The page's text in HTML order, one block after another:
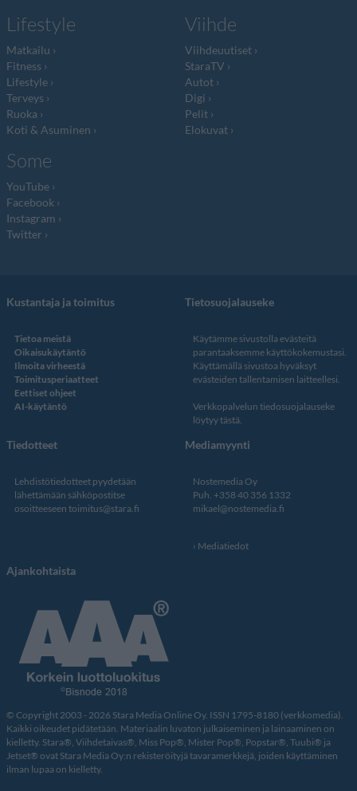
Lifestyle
Matkailu
Fitness
Lifestyle
Terveys
Ruoka
Koti & Asuminen
Viihde
Viihdeuutiset
StaraTV
Autot
Digi
Pelit
Elokuvat
Some
YouTube
Facebook
Instagram
Twitter
Kustantaja ja toimitus
Tietoa meistä
Oikaisukäytäntö
Ilmoita virheestä
Toimitusperiaatteet
Eettiset ohjeet
AI-käytäntö
Tietosuojalauseke
Käytämme sivustolla evästeitä
parantaaksemme käyttökokemustasi.
Käyttämällä sivustoa hyväksyt
evästeiden tallentamisen laitteellesi.
Verkkopalvelun tiedosuojalauseke
löytyy tästä
Tiedotteet
Lehdistötiedotteet pyydetään
lähettämään sähköpostitse
osoitteeseen toimitus@stara.fi
Mediamyynti
Nostemedia Oy
Puh. +358 40 356 1332
mikael@nostemedia.fi
Mediatiedot
Ajankohtaista
© Copyright 2003 - 2026 Stara Media Online Oy. ISSN 1795-8180 (verkkomedia).
Kaikki oikeudet pidätetään. Materiaalin luvaton julkaiseminen ja lainaaminen on
kielletty. Stara®, Viihdetaivas®, Miss Pop®, Mister Pop®, Popstar®, Tuubi® ja
Jetset® ovat Stara Media Oy:n rekisteröityjä tavaramerkkejä, joiden käyttäminen
ilman lupaa on kielletty.